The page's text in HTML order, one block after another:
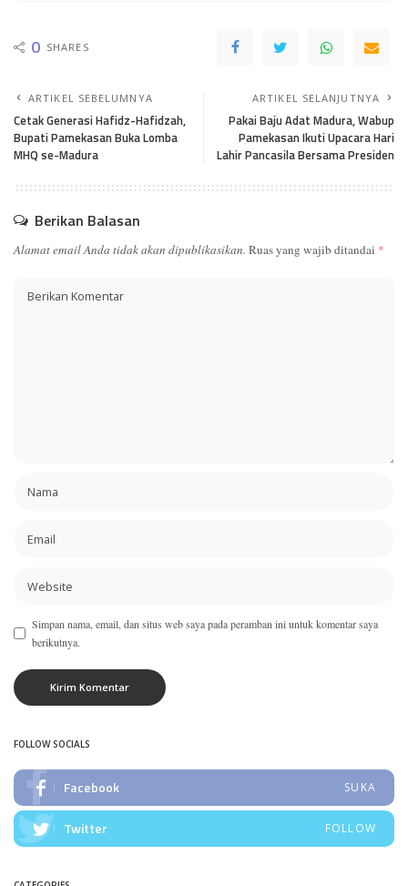
0 SHARES
ARTIKEL SEBELUMNYA
Cetak Generasi Hafidz-Hafidzah,
Bupati Pamekasan Buka Lomba
MHQ se-Madura
ARTIKEL SELANJUTNYA
Pakai Baju Adat Madura, Wabup
Pamekasan Ikuti Upacara Hari
Lahir Pancasila Bersama Presiden
Berikan Balasan
Alamat email Anda tidak akan dipublikasikan. Ruas yang wajib ditandai *
Simpan nama, email, dan situs web saya pada peramban ini untuk komentar saya
berikutnya.
FOLLOW SOCIALS
Facebook SUKA
Twitter FOLLOW